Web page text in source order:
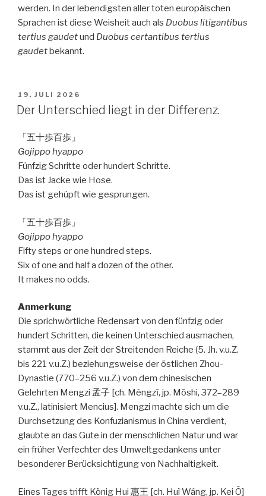
werden. In der lebendigsten aller toten europäischen
Sprachen ist diese Weisheit auch als Duobus litigantibus
tertius gaudetund Duobus certantibus tertius
gaudetbekannt.
VERÖFFENTLICHT
AM
19. JULI 2026
Der Unterschied liegt in der Differenz.
「五十歩百歩」
Gojippo hyappo
Fünfzig Schritte oder hundert Schritte.
Das ist Jacke wie Hose.
Das ist gehüpft wie gesprungen.
「五十歩百歩」
Gojippo hyappo
Fifty steps or one hundred steps.
Six of one and half a dozen of the other.
It makes no odds.
Anmerkung
Die sprichwörtliche Redensart von den fünfzig oder
hundert Schritten, die keinen Unterschied ausmachen,
stammt aus der Zeit der Streitenden Reiche (5. Jh. v.u.Z.
bis 221 v.u.Z.) beziehungsweise der östlichen Zhou-
Dynastie (770–256 v.u.Z.) von dem chinesischen
Gelehrten Mengzi 孟子 [ch. Mèngzǐ, jp. Mōshi, 372–289
v.u.Z., latinisiert Mencius]. Mengzi machte sich um die
Durchsetzung des Konfuzianismus in China verdient,
glaubte an das Gute in der menschlichen Natur und war
ein früher Verfechter des Umweltgedankens unter
besonderer Berücksichtigung von Nachhaltigkeit.
Eines Tages trifft König Hui 惠王 [ch. Huì Wáng, jp. Kei Ō]